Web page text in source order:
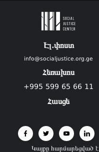
Էլ.փոստ
info@socialjustice.org.ge
Հեռախոս
+995 599 65 66 11
Հասցե
Կայքը հարմարեցված է